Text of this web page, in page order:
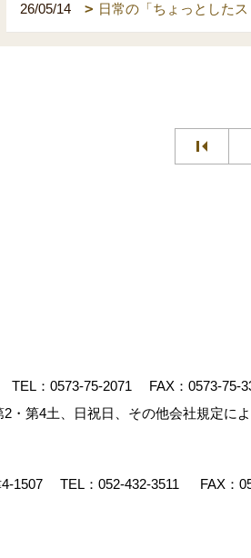
26/05/14 日常の「ちょっとした
TEL： 0573-75-2071
FAX：0573-75-
2・第4土、日祝日、その他会社規定に
4-1507 TEL： 052-432-3511 FAX：